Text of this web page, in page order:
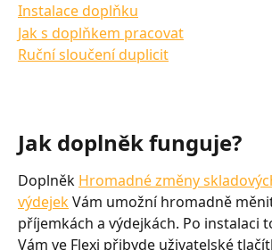
Instalace doplňku
Jak s doplňkem pracovat
Ruční sloučení duplicit
Jak doplněk funguje?
Doplněk Hromadné změny
výdejek Vám umožní hromadně
příjemkách a výdejkách. Po instalaci
Vám ve Flexi přibyde uživatelské